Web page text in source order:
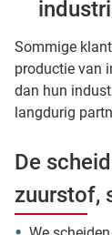
Sommige
productie van
dan hun
langdurig
De
zuurstof,